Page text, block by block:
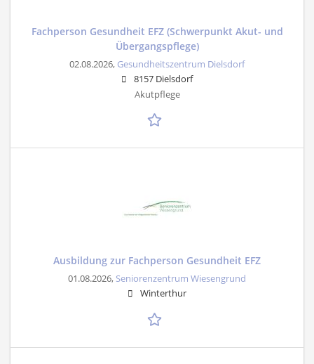
Fachperson Gesundheit EFZ (Schwerpunkt Akut- und
Übergangspflege)
02.08.2026, Gesundheitszentrum Dielsdorf
8157 Dielsdorf
Akutpflege
Ausbildung zur Fachperson Gesundheit EFZ
01.08.2026, Seniorenzentrum Wiesengrund
Winterthur